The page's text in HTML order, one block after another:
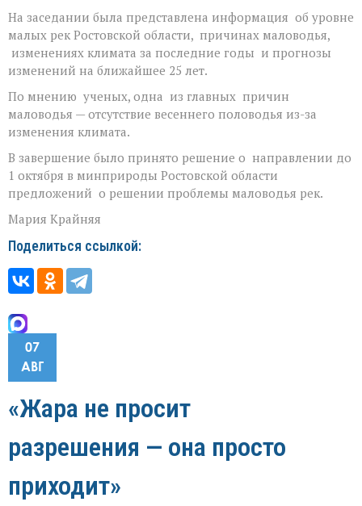
На заседании была представлена информация об уровне
малых рек Ростовской области, причинах маловодья,
изменениях климата за последние годы и прогнозы
изменений на ближайшее 25 лет.
По мнению ученых, одна из главных причин
маловодья — отсутствие весеннего половодья из-за
изменения климата.
В завершение было принято решение о направлении до
1 октября в минприроды Ростовской области
предложений о решении проблемы маловодья рек.
Мария Крайняя
Поделиться ссылкой:
07
АВГ
«Жара не просит
разрешения — она просто
приходит»